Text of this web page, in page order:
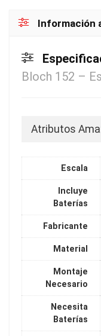
Información
Bloch 152 –
Atributos
Escala
Incluye
Baterías
Fabricante
Material
Montaje
Necesario
Necesita
Baterías